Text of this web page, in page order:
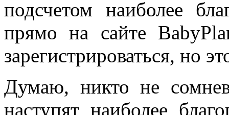
подсчетом наиболее
прямо на сайте
зарегистрироваться, но
Думаю, никто не
наступят наиболее